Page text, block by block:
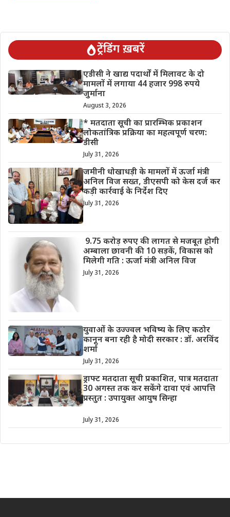
ट्रेंडिंग ख़बरें
एडीसी ने खाद्य पदार्थों में मिलावट के दो
मामलों में लगाया 44 हजार 998 रुपये
जुर्माना
August 3, 2026
* मतदाता सूची का प्रारम्भिक प्रकाशन
लोकतांत्रिक प्रक्रिया का महत्वपूर्ण चरण:
डीसी
July 31, 2026
जमीनी धोखाधड़ी के मामलों में ऊर्जा मंत्री
अनिल विज सख्त, डीएसपी को केस दर्ज कर
कड़ी कार्रवाई के निर्देश दिए
July 31, 2026
9.75 करोड़ रुपए की लागत से मजबूत होगी
अम्बाला छावनी की 10 सड़कें, विकास को
मिलेगी गति : ऊर्जा मंत्री अनिल विज
July 31, 2026
युवाओं के उज्ज्वल भविष्य के लिए कठोर
कानून बना रही है मोदी सरकार : डॉ. अरविंद
शर्मा
July 31, 2026
ड्राफ्ट मतदाता सूची प्रकाशित, पात्र मतदाता
30 अगस्त तक कर सकेंगे दावा एवं आपत्ति
प्रस्तुत : उपायुक्त आयुष सिन्हा
July 31, 2026